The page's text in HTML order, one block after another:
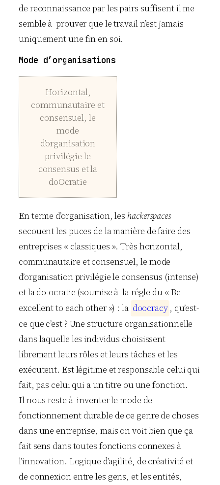
de reconnaissance par les pairs suffisent il me
semble à prouver que le travail n’est jamais
uniquement une fin en soi.
Mode d’organisations
Horizontal,
communautaire et
consensuel, le
mode
d’organisation
privilégie le
consensus et la
doOcratie
En terme d’organisation, les hackerspaces
secouent les puces de la manière de faire des
entreprises « classiques ». Très horizontal,
communautaire et consensuel, le mode
d’organisation privilégie le consensus (intense)
et la do-ocratie (soumise à la régle du « Be
excellent to each other ») : la doocracy , qu’est-
ce que c’est ? Une structure organisationnelle
dans laquelle les individus choisissent
librement leurs rôles et leurs tâches et les
exécutent. Est légitime et responsable celui qui
fait, pas celui qui a un titre ou une fonction.
Il nous reste à inventer le mode de
fonctionnement durable de ce genre de choses
dans une entreprise, mais on voit bien que ça
fait sens dans toutes fonctions connexes à
l’innovation. Logique d’agilité, de créativité et
de connexion entre les gens, et les entités,